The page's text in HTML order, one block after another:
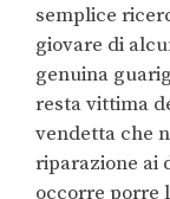
semplice
giovare di
genuina
resta vittima
vendetta che
riparazione ai
occorre porre